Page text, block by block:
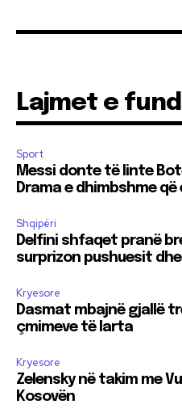
Lajmet e
Sport
Messi donte të linte
Drama e dhimbshme
Shqipëri
Delfini shfaqet pranë
surprizon pushuesit dhe
Kryesore
Dasmat mbajnë gjallë
çmimeve të larta
Kryesore
Zelensky në takim me
Kosovën